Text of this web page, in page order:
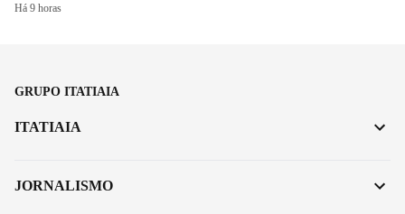
Há 9 horas
GRUPO ITATIAIA
ITATIAIA
JORNALISMO